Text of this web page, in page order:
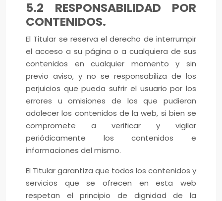
5.2 RESPONSABILIDAD POR
CONTENIDOS.
El Titular se reserva el derecho de interrumpir
el acceso a su página o a cualquiera de sus
contenidos en cualquier momento y sin
previo aviso, y no se responsabiliza de los
perjuicios que pueda sufrir el usuario por los
errores u omisiones de los que pudieran
adolecer los contenidos de la web, si bien se
compromete a verificar y vigilar
periódicamente los contenidos e
informaciones del mismo.
El Titular garantiza que todos los contenidos y
servicios que se ofrecen en esta web
respetan el principio de dignidad de la